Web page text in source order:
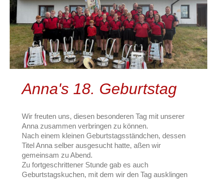
Anna's 18. Geburtstag
Wir freuten uns, diesen besonderen Tag mit unserer
Anna zusammen verbringen zu können.
Nach einem kleinen Geburtstagsständchen, dessen
Titel Anna selber ausgesucht hatte, aßen wir
gemeinsam zu Abend.
Zu fortgeschrittener Stunde gab es auch
Geburtstagskuchen, mit dem wir den Tag ausklingen